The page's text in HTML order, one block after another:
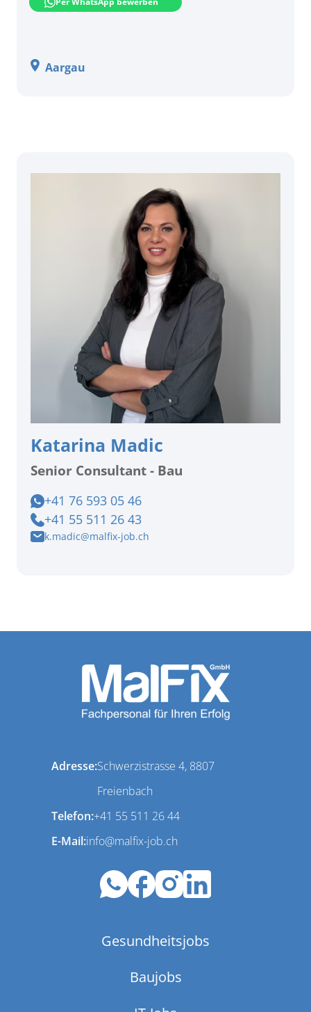
Aargau
Katarina Madic
Senior Consultant - Bau
+41 76 593 05 46
+41 55 511 26 43
k.madic@malfix-job.ch
Adresse:Schwerzistrasse 4, 8807
Freienbach
Telefon:+41 55 511 26 44
E-Mail:info@malfix-job.ch
Gesundheitsjobs
Baujobs